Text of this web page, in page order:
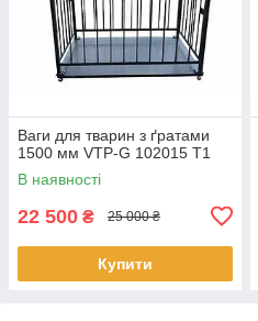
Ваги для тварин з ґратами
1500 мм VTP-G 102015 T1
В наявності
22 500 ₴ 25 000 ₴
Купити